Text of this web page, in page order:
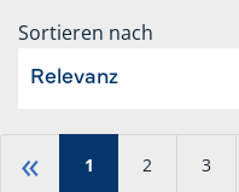
Sortieren nach
Relevanz
« 1 2 3